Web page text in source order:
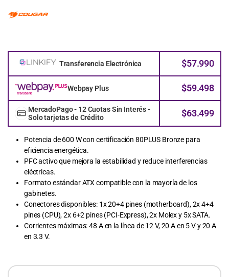
Transferencia Electrónica $57.990
Webpay Plus $59.498
MercadoPago - 12 Cuotas Sin Interés -
Solo tarjetas de Crédito
$63.499
Potencia de 600 W con certificación 80PLUS Bronze para
eficiencia energética.
PFC activo que mejora la estabilidad y reduce interferencias
eléctricas.
Formato estándar ATX compatible con la mayoría de los
gabinetes.
Conectores disponibles: 1x 20+4 pines (motherboard), 2x 4+4
pines (CPU), 2x 6+2 pines (PCI-Express), 2x Molex y 5x SATA.
Corrientes máximas: 48 A en la línea de 12 V, 20 A en 5 V y 20 A
en 3.3 V.